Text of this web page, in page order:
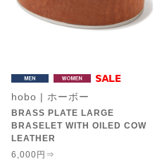
hobo | ホーボー
BRASS PLATE LARGE
BRASELET WITH OILED COW
LEATHER
6,000円⇒